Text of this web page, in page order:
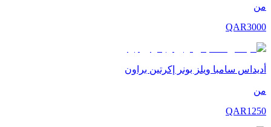
من
QAR3000
أديداس سامبا ويلز بونر إكرتين براون
من
QAR1250